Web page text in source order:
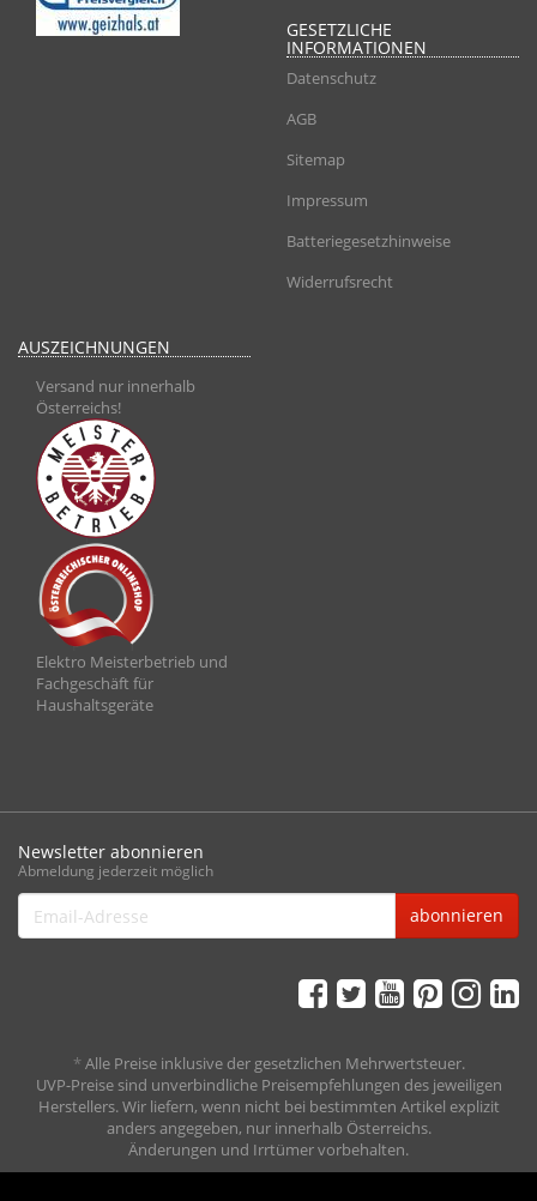
GESETZLICHE
INFORMATIONEN
Datenschutz
AGB
Sitemap
Impressum
Batteriegesetzhinweise
Widerrufsrecht
AUSZEICHNUNGEN
Versand nur innerhalb
Österreichs!
Elektro Meisterbetrieb und
Fachgeschäft für
Haushaltsgeräte
Newsletter abonnieren
Abmeldung jederzeit möglich
Email-
Adresse
abonnieren
*Alle Preise inklusive der gesetzlichen Mehrwertsteuer.
UVP-Preise sind unverbindliche Preisempfehlungen des jeweiligen
Herstellers. Wir liefern, wenn nicht bei bestimmten Artikel explizit
anders angegeben, nur innerhalb Österreichs.
Änderungen und Irrtümer vorbehalten.